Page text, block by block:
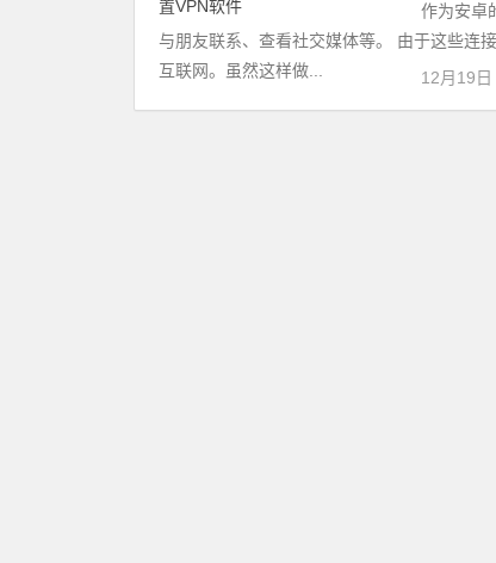
作为安卓
与朋友联系、查看社交媒体等。 由于这些连
互联网。虽然这样做...
12月19日